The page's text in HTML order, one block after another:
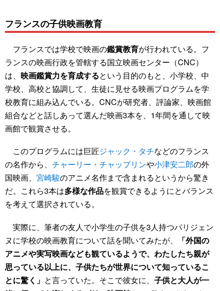
フランスの子供映画教育
フランスでは学校で映画の鑑賞教育が行われている。フ
ランスの映画行政を管轄する国立映画センター（CNC）
は、 映画鑑賞力を育成するという目的のもと、小学校、中
学校、高校と協調して、生徒に見せる映画プログラムを学
校教育に組み込んでいる。CNCが研究者、評論家、映画館
組合などと話しあって選んだ映画3本を、1年間を通して映
画館で観賞させる。
このプログラムには巨匠ジャック・タチなどのフランス
の名作から、 チャーリー・チャップリンや小津安二郎の外
国映画、 宮崎駿のアニメ名作まで含まれるというから驚き
だ。これら3本は多様な作品を観賞できるようにとバランス
を考えて選択されている。
実際に、筆者の友人で小学生の子供を3人持つパリジェン
ヌに学校の映画教育について話を聞いてみたが、
「外国の
アニメや実写映画なども観ているようで、わたしたち親が
思っている以上に、子供たちが世界について知っているこ
とに驚く」 と言っていた。そこで彼女に、 子供と大人が一